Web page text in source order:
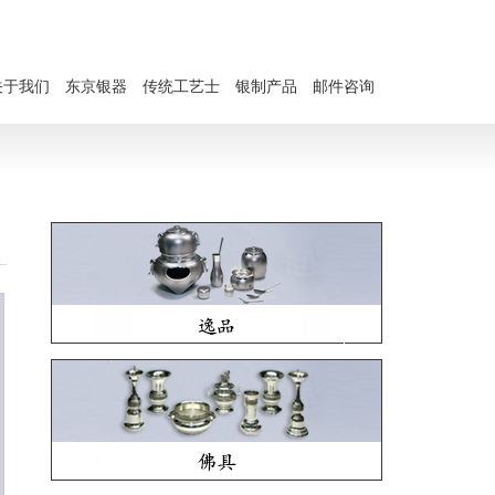
于我们 东京银器 传统工艺士 银制产品 邮件咨询